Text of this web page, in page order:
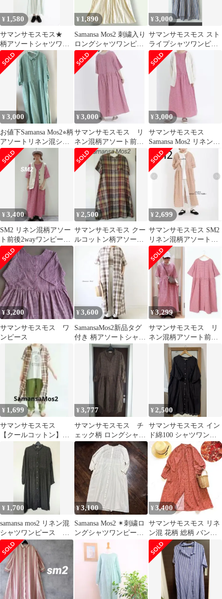
¥ 1,580
サマンサモスモス★
柄アソートシャツワン
ピース 長袖ロングワ
ンピース はおり
¥ 1,890
Samansa Mos2 刺繍入り
ロングシャツワンピー
ス コットン
¥3,000
サマンサモスモス スト
ライプシャツワンピー
ス*Fブルーグレージュ
長袖ロング
¥3,000
お値下Samansa Mos2⭐︎柄
アソートリネン混シャ
ツワンピース⭐︎1回のみ
着用
¥3,000
サマンサモスモス リ
ネン混柄アソート前後
2WAYワンピース チ
ェック 赤 羽織り
¥3,000
サマンサモスモス
Samansa Mos2 リネン混
前後2WAYワンピース
¥3,400
SM2 リネン混柄アソー
ト前後2wayワンピー
ス 赤 チェック柄
¥ 2,500
サマンサモスモス クー
ルコットン柄アソート
ワンピースチェック
sm2綿麻リネン混
¥2,699
サマンサモスモス SM2
リネン混柄アソート前
後2WAYワンピース
¥3,200
サマンサモスモス ワ
ンピース
¥3,600
SamansaMos2新品タグ
付き 柄アソートシャツ
ワンピース モカ チェッ
¥3,299
サマンサモスモス リ
ネン混柄アソート前後
2WAYワンピース チ
ェック 赤 羽織り
¥ 1,699
サマンサモスモス
【クールコットン】柄
アソートシャツワンピ
¥3,777
サマンサモスモス チ
ェック柄 ロングシャツ
ワンピース ブラウン系
¥2,500
サマンサモスモス イン
ド綿100 シャツワンピ
ース 黒 ロング 刺繍
¥ 1,700
samansa mos2 リネン混
シャツワンピース 羽
織
¥3,100
Samansa Mos2 ✴︎刺繍ロ
ングシャツワンピー
ス 羽織り ナチュラ
ル F
¥ 3,400
サマンサモスモス リネ
ン混 花柄 総柄 バンド
カラー ロング シャツワ
ンピース